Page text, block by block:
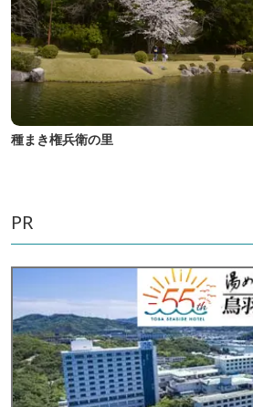
種まき権兵衛の里
PR